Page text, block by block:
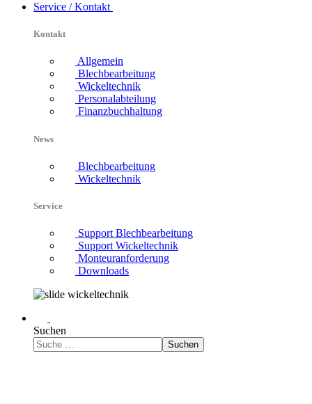
Service / Kontakt
Kontakt
Allgemein
Blechbearbeitung
Wickeltechnik
Personalabteilung
Finanzbuchhaltung
News
Blechbearbeitung
Wickeltechnik
Service
Support Blechbearbeitung
Support Wickeltechnik
Monteuranforderung
Downloads
Suchen
Suchen